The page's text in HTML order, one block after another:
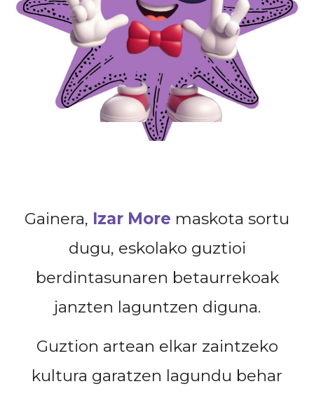
Gainera, Izar More maskota sortu
dugu, eskolako guztioi
berdintasunaren betaurrekoak
janzten laguntzen diguna.
Guztion artean elkar zaintzeko
kultura garatzen lagundu behar